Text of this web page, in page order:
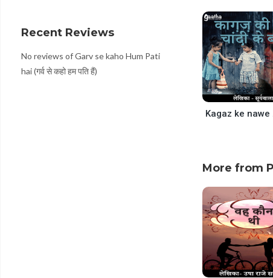
Recent Reviews
No reviews of Garv se kaho Hum Pati
hai (गर्व से कहो हम पति हैं)
More from